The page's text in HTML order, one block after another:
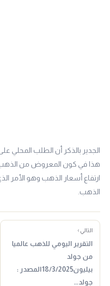
الجدير بالذكر أن الطلب المحلي
هذا في كون المعروض من
ارتفاع أسعار الذهب وهو الأمر
الذهب.
التالي ›
التقرير اليومي للذهب عالميا
من جولد
بيليون18/3/2025المصدر :
جولد…